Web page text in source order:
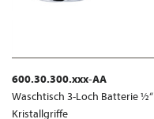
600.30.300.xxx-AA
Waschtisch 3-Loch Batterie ½“
Kristallgriffe